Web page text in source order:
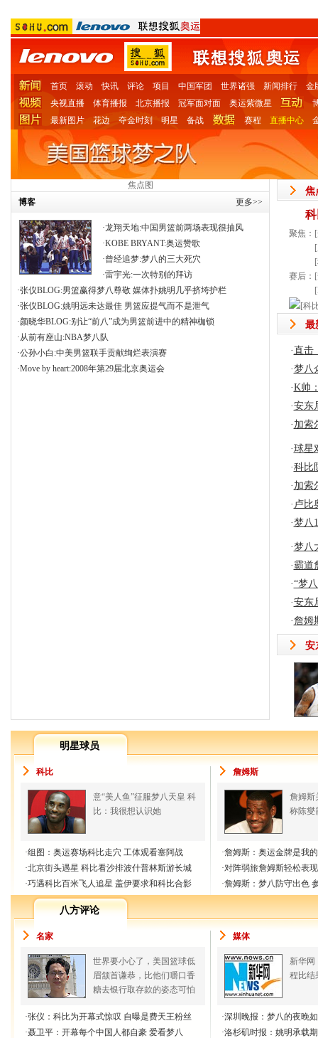
首页 滚动 快讯 评论 项目 中国军团 世界诸强 新闻排行
金
央视直播
体育播报 北京播报 冠军面对面 奥运紫微星
最新图片
花边 夺金时刻 明星 备战 赛程 直播中心
焦点图
博客
更多>>
·龙翔天地:中国男篮前两场表现很抽风
·KOBE BRYANT:奥运赞歌
·曾经追梦:梦八的三大死穴
·雷宇光:一次特别的拜访
·张仪BLOG:男篮赢得梦八尊敬 媒体扑姚明几乎挤垮护栏
·张仪BLOG:姚明远未达最佳 男篮应提气而不是泄气
·颜晓华BLOG:别让“前八”成为男篮前进中的精神枷锁
·从前有座山:NBA梦八队
·公孙小白 :中美男篮联手贡献绚烂表演赛
·Move by heart:2008年第29届北京奥运会
焦
聚焦：[
[
[
赛后：[
[
[科
最
·直击
·梦八
·K帅
·安东
· 加索
·球星
·科比
· 加索
· 卢比
·梦八
·梦八
·霸道
·“梦
·安东
·詹姆
安
明星球员
科比
意“美人鱼”征服梦八天皇 科
比：我很想认识她
·组图：奥运赛场科比走穴 工体观看塞阿战
·北京街头遇星 科比看沙排波什普林斯游长城
·巧遇科比百米飞人追星 盖伊要求和科比合影
詹姆斯
詹姆斯
称陈燮
·詹姆斯：奥运金牌是我
·对阵弱旅詹姆斯轻松表
·詹姆斯：梦八防守出色
八方评论
名家
世界要小心了，美国篮球低
眉颔首谦恭，比他们嚼口香
糖去银行取存款的姿态可怕
·张仪：科比为开幕式惊叹 自曝是费天王粉丝
·聂卫平：开幕每个中国人都自豪 爱看梦八
媒体
新华网
程比结
·深圳晚报：梦八的夜晚
·洛杉矶时报：姚明承载